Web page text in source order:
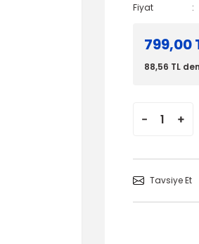
Fiyat
799,00
88,56 TL
Tavsiye Et